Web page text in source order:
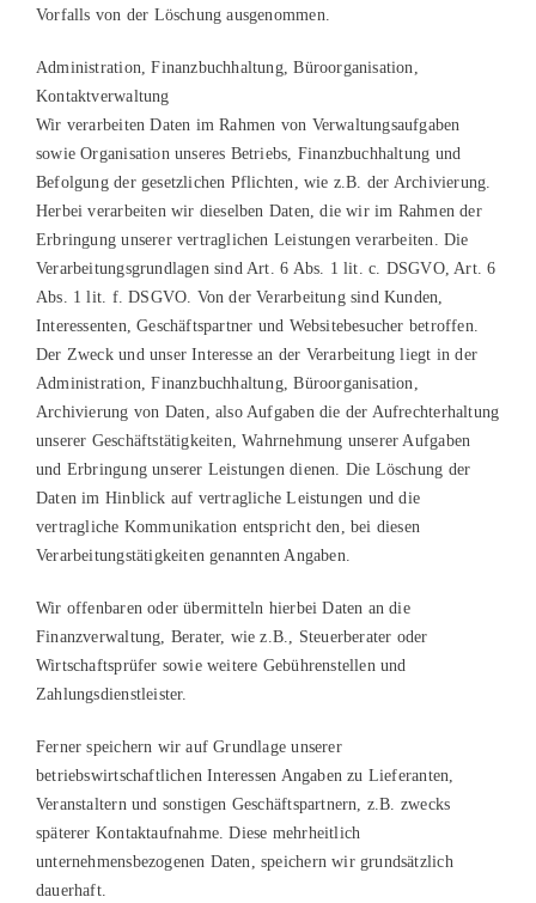
Vorfalls von der Löschung ausgenommen.
Administration, Finanzbuchhaltung, Büroorganisation,
Kontaktverwaltung
Wir verarbeiten Daten im Rahmen von Verwaltungsaufgaben
sowie Organisation unseres Betriebs, Finanzbuchhaltung und
Befolgung der gesetzlichen Pflichten, wie z.B. der Archivierung.
Herbei verarbeiten wir dieselben Daten, die wir im Rahmen der
Erbringung unserer vertraglichen Leistungen verarbeiten. Die
Verarbeitungsgrundlagen sind Art. 6 Abs. 1 lit. c. DSGVO, Art. 6
Abs. 1 lit. f. DSGVO. Von der Verarbeitung sind Kunden,
Interessenten, Geschäftspartner und Websitebesucher betroffen.
Der Zweck und unser Interesse an der Verarbeitung liegt in der
Administration, Finanzbuchhaltung, Büroorganisation,
Archivierung von Daten, also Aufgaben die der Aufrechterhaltung
unserer Geschäftstätigkeiten, Wahrnehmung unserer Aufgaben
und Erbringung unserer Leistungen dienen. Die Löschung der
Daten im Hinblick auf vertragliche Leistungen und die
vertragliche Kommunikation entspricht den, bei diesen
Verarbeitungstätigkeiten genannten Angaben.
Wir offenbaren oder übermitteln hierbei Daten an die
Finanzverwaltung, Berater, wie z.B., Steuerberater oder
Wirtschaftsprüfer sowie weitere Gebührenstellen und
Zahlungsdienstleister.
Ferner speichern wir auf Grundlage unserer
betriebswirtschaftlichen Interessen Angaben zu Lieferanten,
Veranstaltern und sonstigen Geschäftspartnern, z.B. zwecks
späterer Kontaktaufnahme. Diese mehrheitlich
unternehmensbezogenen Daten, speichern wir grundsätzlich
dauerhaft.